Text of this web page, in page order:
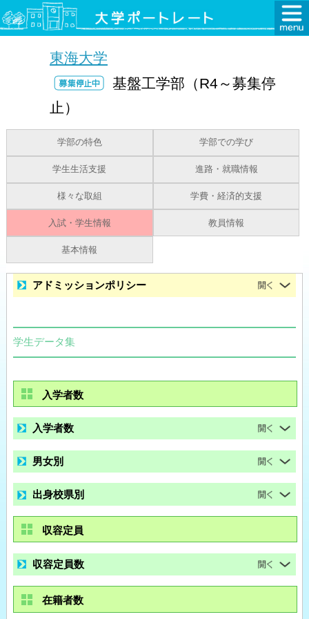
東海大学
基盤工学部（R4～募集停
止）
学部の特色 学部での学び
学生生活支援 進路・就職情報
様々な取組 学費・経済的支援
入試・学生情報 教員情報
基本情報
アドミッションポリシー
学生データ集
入学者数
入学者数
男女別
出身校県別
収容定員
収容定員数
在籍者数